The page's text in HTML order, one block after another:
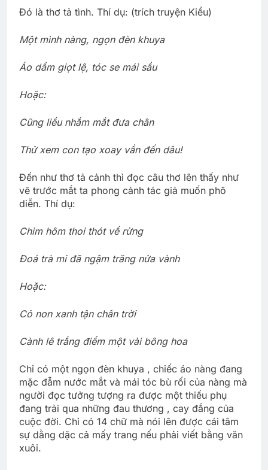
Ðó là thơ tả tình. Thí dụ: (trích truyện Kiều)
Một mình nàng, ngọn đèn khuya
Áo dầm giọt lệ, tóc se mái sầu
Hoặc:
Cũng liều nhắm mắt đưa chân
Thử xem con tạo xoay vần đến dâu!
Ðến như thơ tả cảnh thì đọc câu thơ lên thấy như
vẽ trước mắt ta phong cảnh tác giả muốn phô
diễn. Thí dụ:
Chim hôm thoi thót về rừng
Ðoá trà mi đã ngậm trăng nửa vành
Hoặc:
Cỏ non xanh tận chân trời
Cành lê trắng điểm một vài bông hoa
Chỉ có một ngọn đèn khuya , chiếc áo nàng đang
mặc đẫm nước mắt và mái tóc bù rối của nàng mà
người đọc tưởng tượng ra được một thiếu phụ
đang trải qua những đau thương , cay đắng của
cuộc đời. Chỉ có 14 chữ mà nói lên được cái tâm
sự dằng dặc cả mấy trang nếu phải viết bằng văn
xuôi.